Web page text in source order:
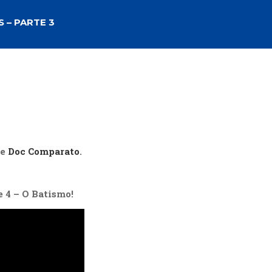
(232)
(278)
africanos (30)
– PARTE 3
Doc Comparato.
4 – O Batismo!